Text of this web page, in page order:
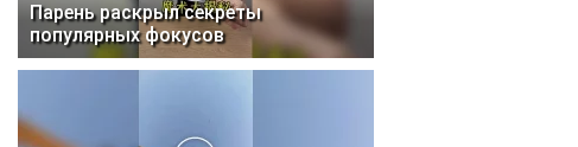
Парень раскрыл секреты
популярных фокусов